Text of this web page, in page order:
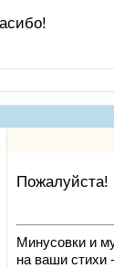
Пожалуйста!
Минусовки и
на ваши стихи